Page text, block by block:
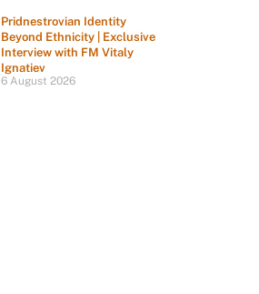
Pridnestrovian Identity
Beyond Ethnicity | Exclusive
Interview with FM Vitaly
Ignatiev
6 August 2026